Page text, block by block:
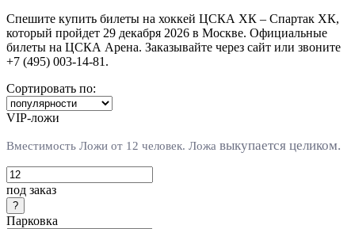
Спешите купить билеты на хоккей ЦСКА ХК – Спартак ХК,
который пройдет 29 декабря 2026 в Москве. Официальные
билеты на ЦСКА Арена. Заказывайте через сайт или звоните
+7 (495) 003-14-81.
Сортировать по:
VIP-ложи
Вместимость Ложи от 12 человек. Ложа выкупается целиком.
под заказ
Парковка